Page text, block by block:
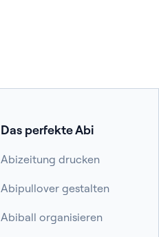
Das perfekte Abi
Abizeitung drucken
Abipullover gestalten
Abiball organisieren